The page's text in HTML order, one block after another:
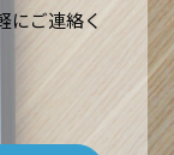
にご連絡く